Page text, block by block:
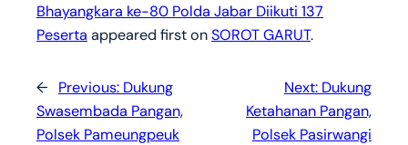
Bhayangkara ke-80 Polda Jabar Diikuti 137
Peserta appeared first onSOROT GARUT.
← Previous: Dukung
Swasembada Pangan,
Polsek Pameungpeuk
Next: Dukung
Ketahanan Pangan,
Polsek Pasirwangi